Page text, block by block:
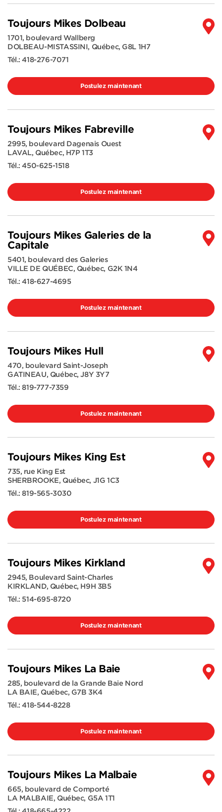
Toujours Mikes Dolbeau
1701, boulevard Wallberg
DOLBEAU-MISTASSINI, Québec, G8L 1H7
Tél.:418-276-7071
Postulez maintenant
Toujours Mikes Fabreville
2995, boulevard Dagenais Ouest
LAVAL, Québec, H7P 1T3
Tél.:450-625-1518
Postulez maintenant
Toujours Mikes Galeries de la
Capitale
5401, boulevard des Galeries
VILLE DE QUÉBEC, Québec, G2K 1N4
Tél.:418-627-4695
Postulez maintenant
Toujours Mikes Hull
470, boulevard Saint-Joseph
GATINEAU, Québec,J8Y 3Y7
Tél.:819-777-7359
Postulez maintenant
Toujours Mikes King Est
735, rue King Est
SHERBROOKE, Québec, J1G 1C3
Tél.:819-565-3030
Postulez maintenant
Toujours Mikes Kirkland
2945, Boulevard Saint-Charles
KIRKLAND, Québec, H9H 3B5
Tél.: 514-695-8720
Postulez maintenant
Toujours Mikes La Baie
285, boulevard de la Grande Baie Nord
LA BAIE, Québec, G7B 3K4
Tél.:418-544-8228
Postulez maintenant
Toujours Mikes La Malbaie
665, boulevard de Comporté
LA MALBAIE, Québec, G5A 1T1